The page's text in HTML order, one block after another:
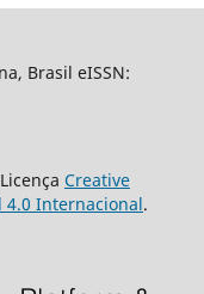
Brasil eISSN:
Creative
4.0 Internacional.